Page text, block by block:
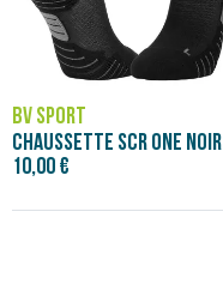
BV SPORT
CHAUSSETTE SCR ONE NOIR
10,00 €